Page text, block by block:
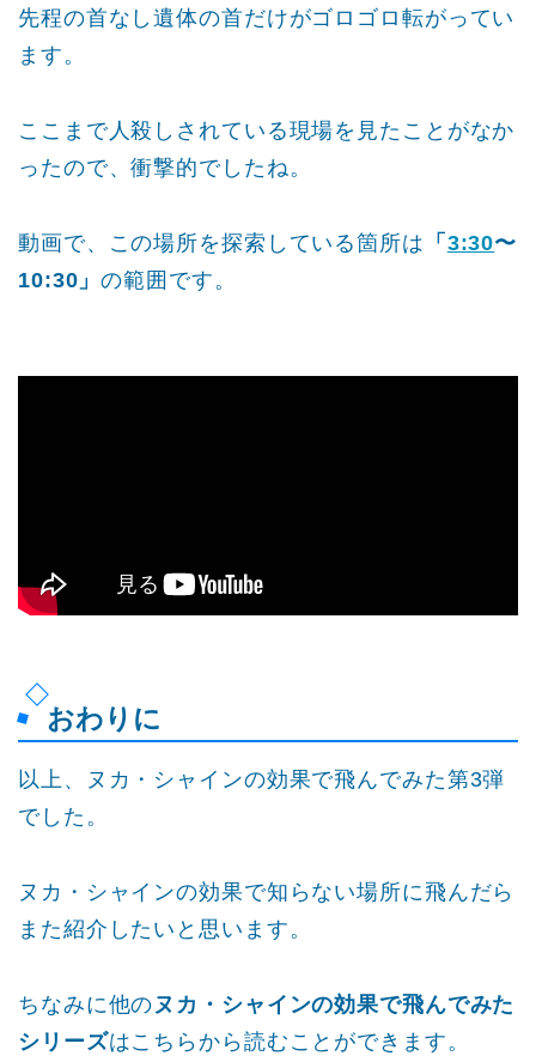
先程の首なし遺体の首だけがゴロゴロ転がってい
ます。
ここまで人殺しされている現場を見たことがなか
ったので、衝撃的でしたね。
動画で、この場所を探索している箇所は 「 3:30〜
10:30」の範囲です。
おわりに
以上、ヌカ・シャインの効果で飛んでみた第3弾
でした。
ヌカ・シャインの効果で知らない場所に飛んだら
また紹介したいと思います。
ちなみに他のヌカ・シャインの効果で飛んでみた
シリーズはこちらから読むことができます。